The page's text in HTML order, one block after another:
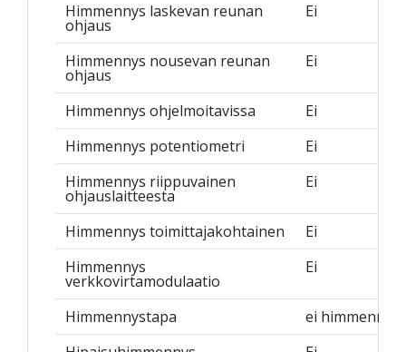
Himmennys laskevan reunan
ohjaus
Ei
Himmennys nousevan reunan
ohjaus
Ei
Himmennys ohjelmoitavissa
Ei
Himmennys potentiometri
Ei
Himmennys riippuvainen
ohjauslaitteesta
Ei
Himmennys toimittajakohtainen
Ei
Himmennys
verkkovirtamodulaatio
Ei
Himmennystapa
ei